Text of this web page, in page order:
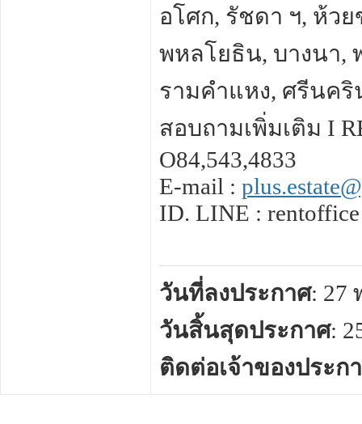
อโศก, รัชดา ฯ, ห้ว
พหลโยธิน, บางนา,
รามคำแหง, ศรีนค
สอบถามเพิ่มเติม I
O84,543,4833
E-mail :
ID. LINE : rentoffice
วันที่ลงประกาศ: 27
วันสิ้นสุดประกาศ:
ติดต่อเจ้าของประก